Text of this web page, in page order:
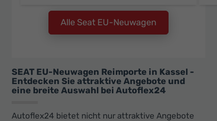
Alle Seat EU-Neuwagen
SEAT EU-Neuwagen Reimporte in Kassel -
Entdecken Sie attraktive Angebote und
eine breite Auswahl bei Autoflex24
Autoflex24 bietet nicht nur attraktive Angebote